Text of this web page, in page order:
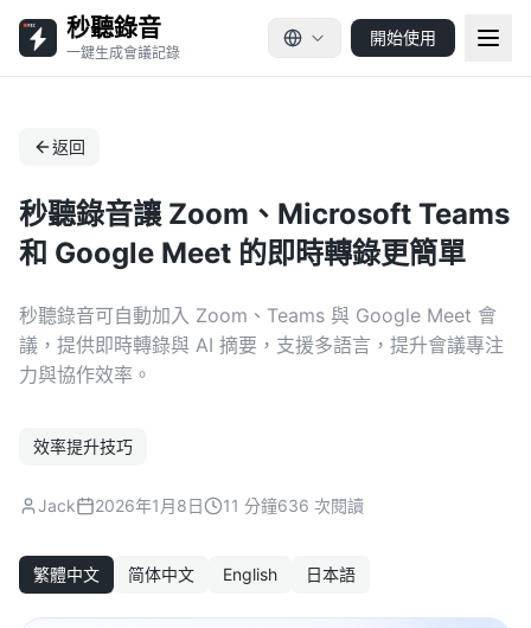
秒聽錄音
一鍵生成會議記錄
開始使用
返回
秒聽錄音讓 Zoom、Microsoft Teams
和 Google Meet 的即時轉錄更簡單
秒聽錄音可自動加入 Zoom、Teams 與 Google Meet 會
議，提供即時轉錄與 AI 摘要，支援多語言，提升會議專注
力與協作效率。
效率提升技巧
Jack 2026年1月8日 11 分鐘636 次閱讀
繁體中文 简体中文 English 日本語